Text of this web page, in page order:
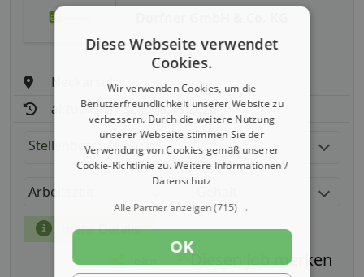
Neckarsulm
aktualisiert seit: 08.08.2026
Stellenbeschreibung:
Arbeitszeit
mehr Details
Diese Webseite verwendet
Cookies.
Wir verwenden Cookies, um die
Benutzerfreundlichkeit unserer Website zu
verbessern. Durch die weitere Nutzung
unserer Webseite stimmen Sie der
Verwendung von Cookies gemäß unserer
Cookie-Richtlinie zu.Weitere Informationen /
Datenschutz
Alle Partner anzeigen(715) →
OK